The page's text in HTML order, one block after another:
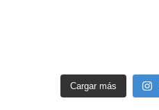
Cargar más